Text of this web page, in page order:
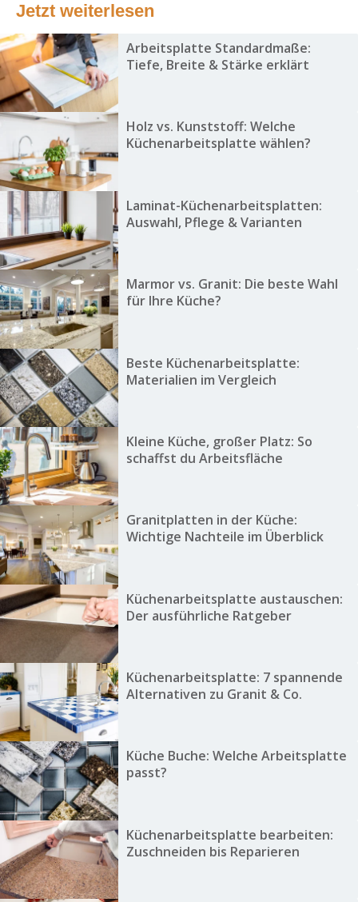
Jetzt weiterlesen
Arbeitsplatte Standardmaße:
Tiefe, Breite & Stärke erklärt
Holz vs. Kunststoff: Welche
Küchenarbeitsplatte wählen?
Laminat-Küchenarbeitsplatten:
Auswahl, Pflege & Varianten
Marmor vs. Granit: Die beste Wahl
für Ihre Küche?
Beste Küchenarbeitsplatte:
Materialien im Vergleich
Kleine Küche, großer Platz: So
schaffst du Arbeitsfläche
Granitplatten in der Küche:
Wichtige Nachteile im Überblick
Küchenarbeitsplatte austauschen:
Der ausführliche Ratgeber
Küchenarbeitsplatte: 7 spannende
Alternativen zu Granit & Co.
Küche Buche: Welche Arbeitsplatte
passt?
Küchenarbeitsplatte bearbeiten:
Zuschneiden bis Reparieren